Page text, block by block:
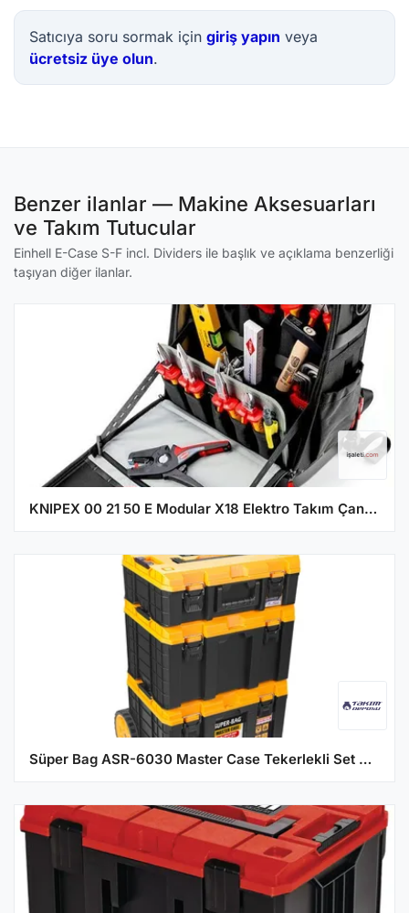
Satıcıya soru sormak için giriş yapın veya
ücretsiz üye olun.
Benzer ilanlar — Makine Aksesuarları
ve Takım Tutucular
Einhell E-Case S-F incl. Dividers ile başlık ve açıklama benzerliği
taşıyan diğer ilanlar.
KNIPEX 00 21 50 E Modular X18 Elektro Takım Çantası 22 Parça
Süper Bag ASR-6030 Master Case Tekerlekli Set S-M-L Takım Çantası 3'lü